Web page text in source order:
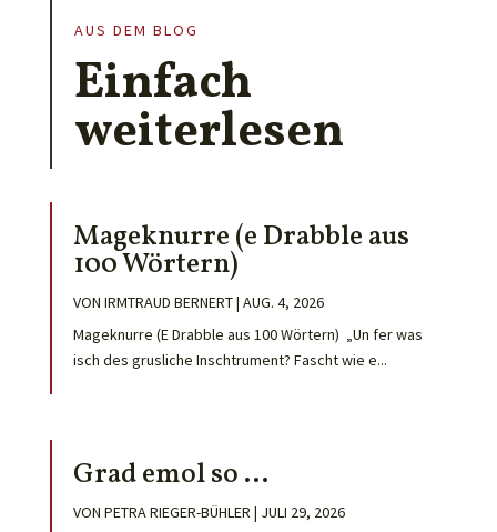
AUS DEM BLOG
Einfach
weiterlesen
Mageknurre (e Drabble aus
100 Wörtern)
VON IRMTRAUD BERNERT| AUG. 4, 2026
Mageknurre (E Drabble aus 100 Wörtern) „Un fer was
isch des grusliche Inschtrument? Fascht wie e...
Grad emol so …
VON PETRA RIEGER-BÜHLER | JULI 29, 2026